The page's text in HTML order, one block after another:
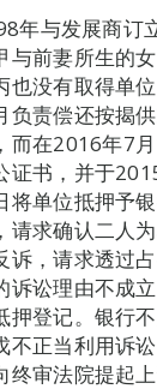
年与发展商订
与前妻所生的
也没有取得单
负责偿还按揭
而在2016年7
证书，并于
将单位抵押予
请求确认二人
诉，请求透过
诉讼理由不成
押登记。银行
不正当利用诉
审法院提起上